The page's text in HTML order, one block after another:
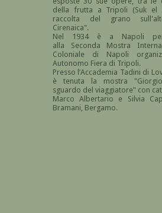
della frutta a Tripoli (Suk el
raccolta del grano
Cirenaica".
Nel 1934 è a Napoli per
alla Seconda Mostra
Coloniale di Napoli
Autonomo Fiera di Tripoli.
Presso l’Accademia Tadini di
è tenuta la mostra
sguardo del viaggiatore" con
Marco Albertario e Silvia
Bramani, Bergamo.